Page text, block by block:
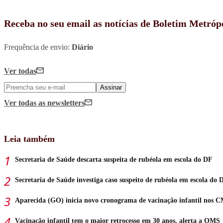
Receba no seu email as notícias de Boletim
Frequência de envio: Diário
Ver todas
Assinar
Ver todas as newsletters
Leia também
Secretaria de Saúde descarta suspeita de rubéola em escola do DF
Secretaria de Saúde investiga caso suspeito de rubéola em escola do
Aparecida (GO) inicia novo cronograma de vacinação infantil nos
Vacinação infantil tem o maior retrocesso em 30 anos, alerta a OMS